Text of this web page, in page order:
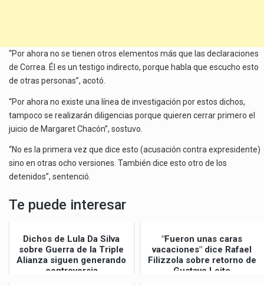
“Por ahora no se tienen otros elementos más que las declaraciones
de Correa. Él es un testigo indirecto, porque habla que escucho esto
de otras personas”, acotó.
“Por ahora no existe una línea de investigación por estos dichos,
tampoco se realizarán diligencias porque quieren cerrar primero el
juicio de Margaret Chacón”, sostuvo.
“No es la primera vez que dice esto (acusación contra expresidente)
sino en otras ocho versiones. También dice esto otro de los
detenidos”, sentenció.
Te puede interesar
Dichos de Lula Da Silva
sobre Guerra de la Triple
Alianza siguen generando
controversia
"Fueron unas caras
vacaciones" dice Rafael
Filizzola sobre retorno de
Gustavo Leite